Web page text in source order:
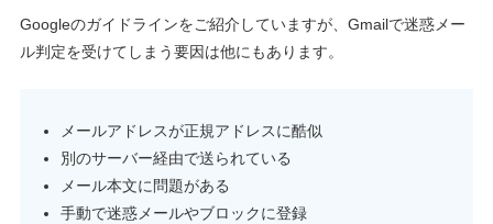
Googleのガイドラインをご紹介していますが、Gmailで迷惑メー
ル判定を受けてしまう要因は他にもあります。
メールアドレスが正規アドレスに酷似
別のサーバー経由で送られている
メール本文に問題がある
手動で迷惑メールやブロックに登録